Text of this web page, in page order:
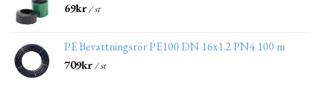
69kr/ st
PE Bevattningsrör PE100 DN 16x1.2 PN4 100 m
709kr/ st